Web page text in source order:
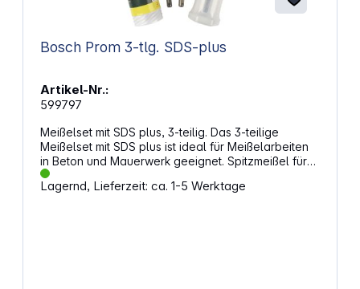
Bosch Prom 3-tlg. SDS-plus
Artikel-Nr.:
599797
Meißelset mit SDS plus, 3-teilig. Das 3-teilige
Meißelset mit SDS plus ist ideal für Meißelarbeiten
in Beton und Mauerwerk geeignet. Spitzmeißel für
leichte Abbruch- und Renovierungsarbeiten in
Beton sowie für Durchbrüche in Mauerwerk Der
Lagernd, Lieferzeit: ca. 1-5 Werktage